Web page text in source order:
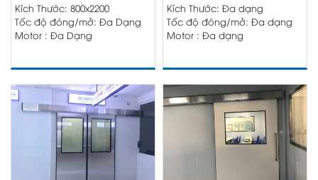
Swing Door
Kích Thước: 800x2200
Tốc độ đóng/mở: Đa Dạng
Motor : Đa Dạng
Cấp
Kích Thước: Đa dạng
Tốc độ đóng/mở: Đa dạng
Motor : Đa dạng